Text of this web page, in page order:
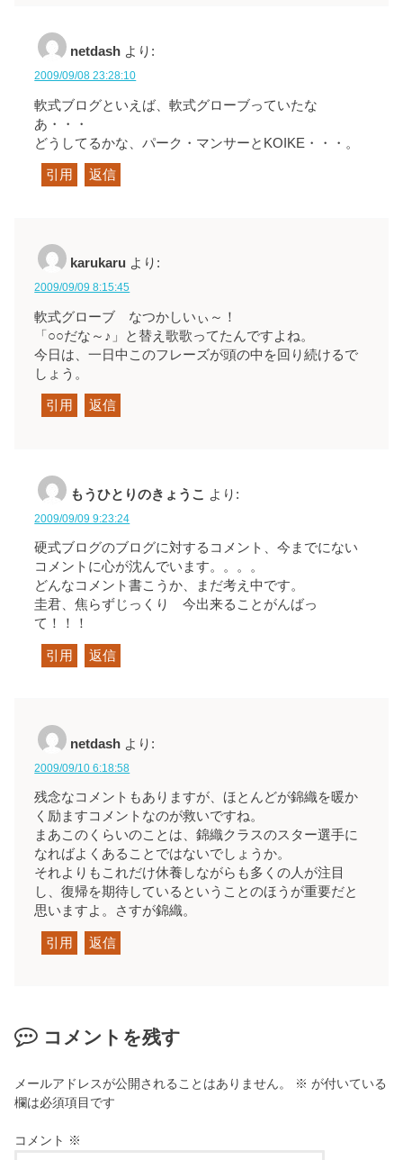
netdash より:
2009/09/08 23:28:10
軟式ブログといえば、軟式グローブっていたな
あ・・・
どうしてるかな、パーク・マンサーとKOIKE・・・。
引用 返信
karukaru より:
2009/09/09 8:15:45
軟式グローブ なつかしいぃ～！
「○○だな～♪」と替え歌歌ってたんですよね。
今日は、一日中このフレーズが頭の中を回り続けるで
しょう。
引用 返信
もうひとりのきょうこ より:
2009/09/09 9:23:24
硬式ブログのブログに対するコメント、今までにない
コメントに心が沈んでいます。。。。
どんなコメント書こうか、まだ考え中です。
圭君、焦らずじっくり 今出来ることがんばっ
て！！！
引用 返信
netdash より:
2009/09/10 6:18:58
残念なコメントもありますが、ほとんどが錦織を暖か
く励ますコメントなのが救いですね。
まあこのくらいのことは、錦織クラスのスター選手に
なればよくあることではないでしょうか。
それよりもこれだけ休養しながらも多くの人が注目
し、復帰を期待しているということのほうが重要だと
思いますよ。さすが錦織。
引用 返信
コメントを残す
メールアドレスが公開されることはありません。 ※ が付いている
欄は必須項目です
コメント ※